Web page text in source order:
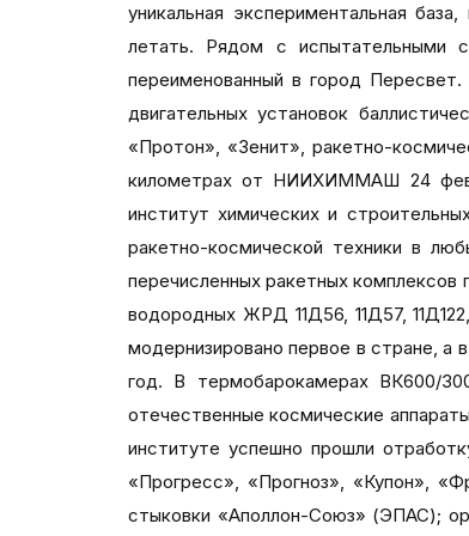
уникальная экспериментальная
летать. Рядом с испытательными
переименованный в город
двигательных установок
«Протон», «Зенит», ракетно-
километрах от НИИХИММАШ 24
институт химических и
ракетно-космической техники в
перечисленных ракетных
водородных ЖРД 11Д56, 11Д57,
модернизировано первое в стране,
год. В термобарокамерах ВК600/
отечественные космические
институте успешно прошли
«Прогресс», «Прогноз», «Купон»,
стыковки «Аполлон-Союз» (ЭПАС);